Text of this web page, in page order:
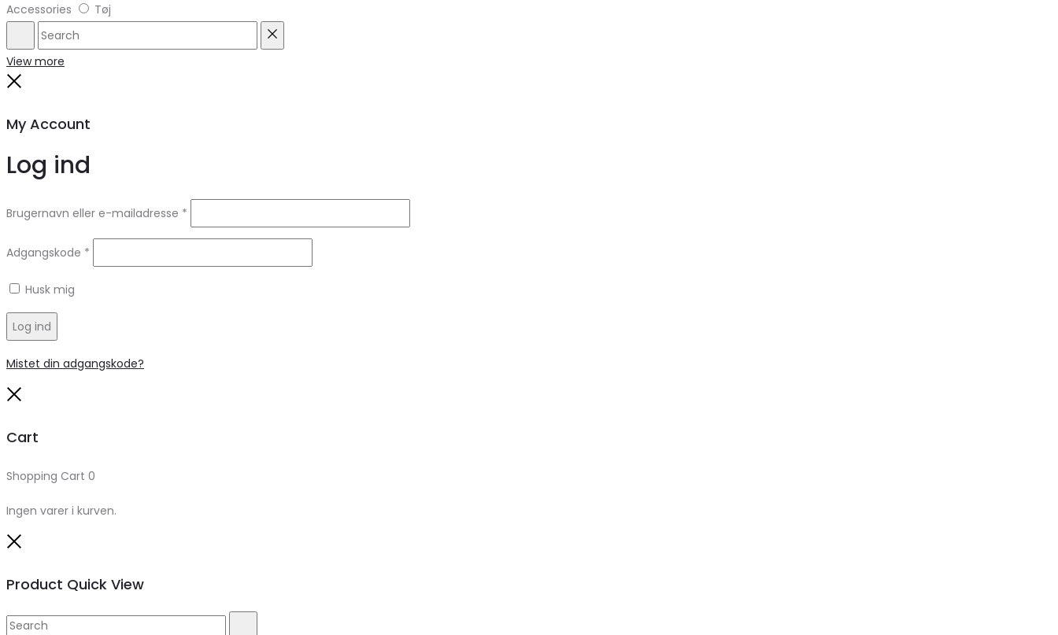
Accessories
Tøj
Search
View more
My Account
Log ind
Brugernavn eller e-mailadresse *
Adgangskode *
Husk mig
Log ind
Mistet din adgangskode?
Cart
Shopping Cart 0
Ingen varer i kurven.
Product Quick View
Search